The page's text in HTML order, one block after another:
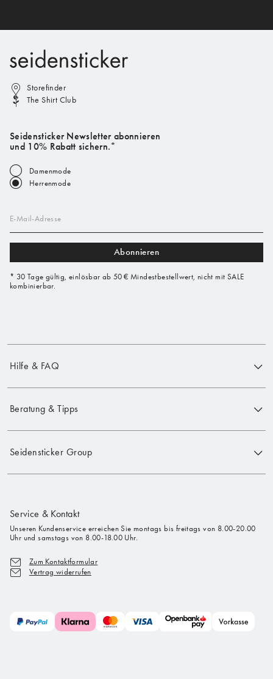
Storefinder
The Shirt Club
Seidensticker Newsletter abonnieren
und 10% Rabatt sichern.*
Damenmode
Herrenmode
E-Mail-Adresse
Abonnieren
* 30 Tage gültig, einlösbar ab 50 € Mindestbestellwert, nicht mit SALE
kombinierbar.
Hilfe & FAQ
Beratung & Tipps
Seidensticker Group
Service & Kontakt
Unseren Kundenservice erreichen Sie montags bis freitags von 8.00-20.00
Uhr und samstags von 8.00-18.00 Uhr.
Zum Kontaktformular
Vertrag widerrufen